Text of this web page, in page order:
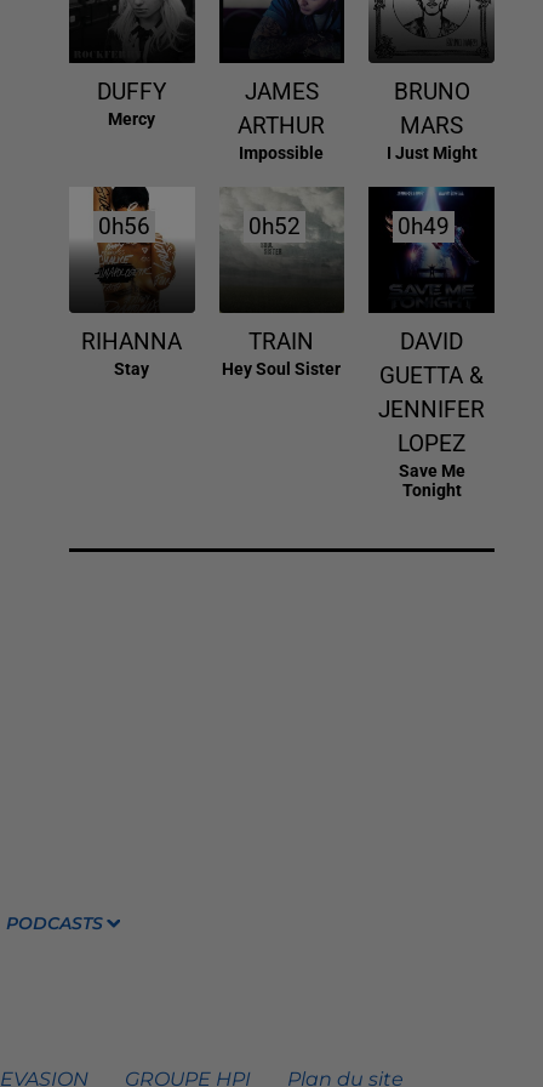
DUFFY
Mercy
JAMES
ARTHUR
Impossible
BRUNO
MARS
I Just Might
0h56
0h56
RIHANNA
Stay
0h52
0h52
TRAIN
Hey Soul Sister
0h49
0h49
DAVID
GUETTA &
JENNIFER
LOPEZ
Save Me
Tonight
PODCASTS
GROUPE HPI Plan du site